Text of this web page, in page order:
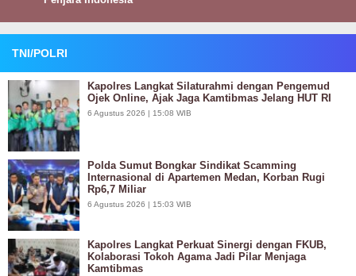
TNI/POLRI
Kapolres Langkat Silaturahmi dengan Pengemud
Ojek Online, Ajak Jaga Kamtibmas Jelang HUT RI
6 Agustus 2026 | 15:08 WIB
Polda Sumut Bongkar Sindikat Scamming
Internasional di Apartemen Medan, Korban Rugi
Rp6,7 Miliar
6 Agustus 2026 | 15:03 WIB
Kapolres Langkat Perkuat Sinergi dengan FKUB,
Kolaborasi Tokoh Agama Jadi Pilar Menjaga
Kamtibmas